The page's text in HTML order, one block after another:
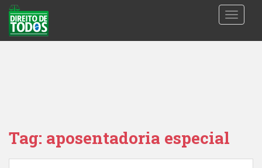
Tag: aposentadoria especial